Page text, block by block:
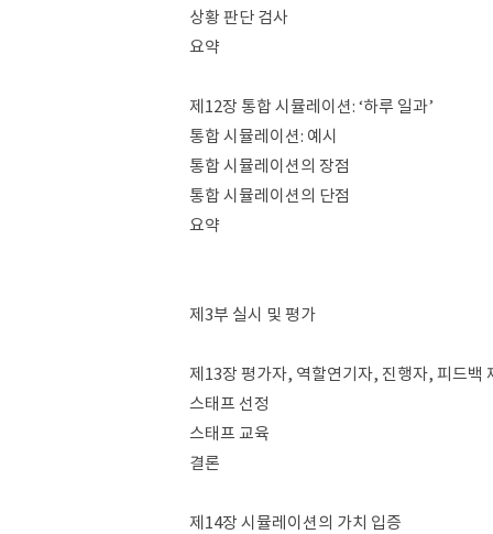
상황 판단 검사
요약
제12장 통합 시뮬레이션: ‘하루 일과’
통합 시뮬레이션: 예시
통합 시뮬레이션의 장점
통합 시뮬레이션의 단점
요약
제3부 실시 및 평가
제13장 평가자, 역할연기자, 진행자, 피드백
스태프 선정
스태프 교육
결론
제14장 시뮬레이션의 가치 입증